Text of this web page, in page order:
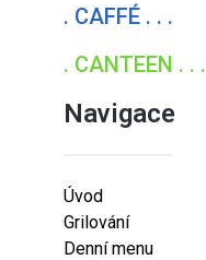
. CAFFÉ . . .
. CANTEEN . . .
Navigace
Úvod
Grilování
Denní menu